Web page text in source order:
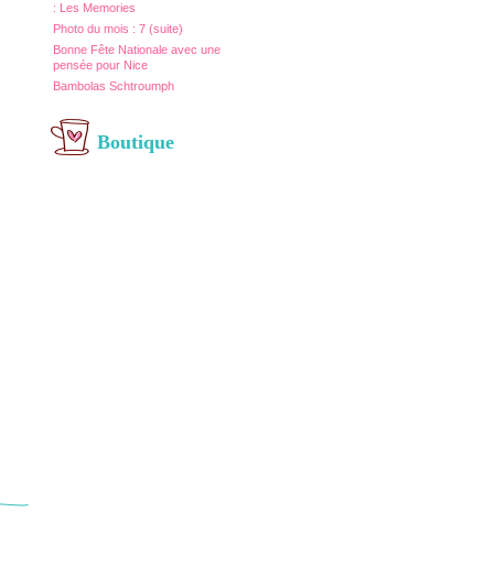
: Les Memories
Photo du mois : 7 (suite)
Bonne Fête Nationale avec une
pensée pour Nice
Bambolas Schtroumph
Boutique